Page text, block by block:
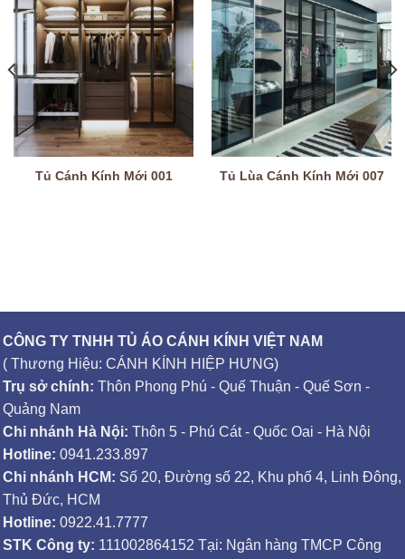
Tủ Cánh Kính Mới 001 Tủ Lùa Cánh Kính Mới 007
CÔNG TY TNHH TỦ ÁO CÁNH KÍNH VIỆT NAM
( Thương Hiệu: CÁNH KÍNH HIỆP HƯNG)
Trụ sở chính: Thôn Phong Phú - Quế Thuận - Quế Sơn -
Quảng Nam
Chi nhánh Hà Nội: Thôn 5 - Phú Cát - Quốc Oai - Hà Nội
Hotline: 0941.233.897
Chi nhánh HCM: Số 20, Đường số 22, Khu phố 4, Linh Đông,
Thủ Đức, HCM
Hotline: 0922.41.7777
STK Công ty: 111002864152 Tại: Ngân hàng TMCP Công